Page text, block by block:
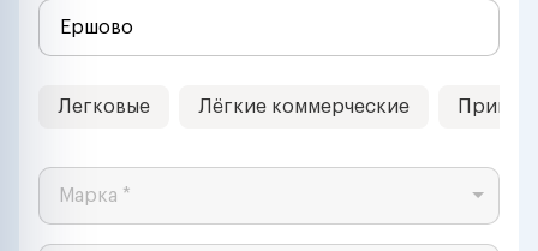
Легковые Лёгкие коммерческие
Марка *